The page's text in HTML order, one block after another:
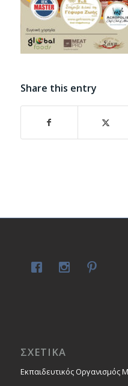
Share this entry
ΣΧΕΤΙΚΑ
Εκπαιδευτικός Οργανισμός